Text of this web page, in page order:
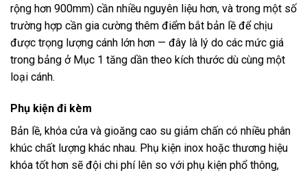
rộng hơn 900mm) cần nhiều nguyên liệu hơn, và trong một số
trường hợp cần gia cường thêm điểm bắt bản lề để chịu
được trọng lượng cánh lớn hơn — đây là lý do các mức giá
trong bảng ở Mục 1 tăng dần theo kích thước dù cùng một
loại cánh.
Phụ kiện đi kèm
Bản lề, khóa cửa và gioăng cao su giảm chấn có nhiều phân
khúc chất lượng khác nhau. Phụ kiện inox hoặc thương hiệu
khóa tốt hơn sẽ đội chi phí lên so với phụ kiện phổ thông,